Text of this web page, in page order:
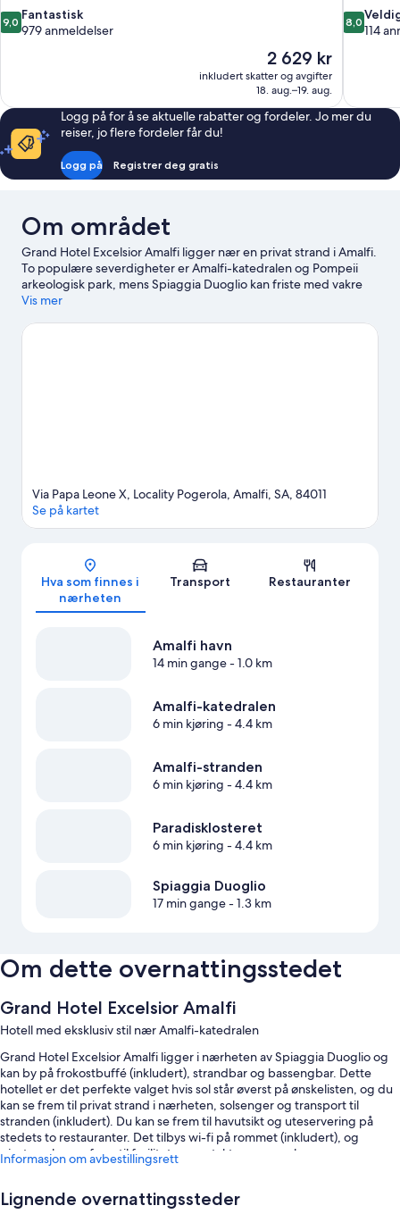
9.0
av
anmeldelser
9,0 Fantastisk
979 anmeldelser
Prisen
er
2 629 kr
2 629 kr
inkludert skatter og avgifter
18. aug.–19. aug.
8.0
av
114
8,0
114
Logg på for å se aktuelle rabatter og fordeler. Jo mer du
reiser, jo flere fordeler får du!
Logg på Registrer deg gratis
Om området
Grand Hotel Excelsior Amalfi ligger nær en privat strand i Amalfi.
To populære severdigheter er Amalfi-katedralen og Pompeii
arkeologisk park, mens Spiaggia Duoglio kan friste med vakre
omgivelser. Paestum arkeologisk park er et annet anbefalt sted
Vis mer
Kart
Via Papa Leone X, Locality Pogerola, Amalfi, SA, 84011
Se på kartet
Hva som finnes i
nærheten
Transport Restauranter
Amalfi havn
14 min gange- 1.0 km
Amalfi-katedralen
6 min kjøring - 4.4 km
Amalfi-stranden
6 min kjøring - 4.4 km
Paradisklosteret
6 min kjøring - 4.4 km
Spiaggia Duoglio
17 min gange- 1.3 km
Om dette overnattingsstedet
Grand Hotel Excelsior Amalfi
Hotell med eksklusiv stil nær Amalfi-katedralen
Grand Hotel Excelsior Amalfi ligger i nærheten av Spiaggia Duoglio og
kan by på frokostbuffé (inkludert), strandbar og bassengbar. Dette
hotellet er det perfekte valget hvis sol står øverst på ønskelisten, og du
kan se frem til privat strand i nærheten, solsenger og transport til
stranden (inkludert). Du kan se frem til havutsikt og uteservering på
stedets to restauranter. Det tilbys wi-fi på rommet (inkludert), og
gjestene kan se frem til fasiliteter som takterrasse og hage.
Sesongbasert utendørsbasseng med solsenger og parasoller
Informasjon om avbestillingsrett
Lignende overnattingssteder